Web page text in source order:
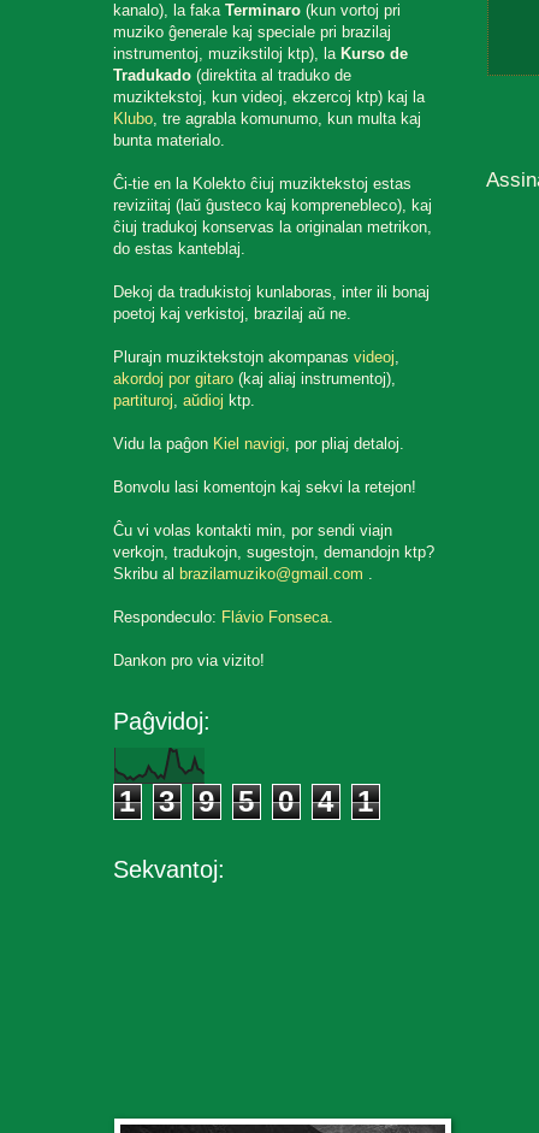
kanalo), la fakaTerminaro (kun vortoj pri
muziko ĝenerale kaj speciale pri brazilaj
instrumentoj, muzikstiloj ktp), la Kurso de
Tradukado (direktita al traduko de
muziktekstoj, kun videoj, ekzercoj ktp) kaj la
Klubo, tre agrabla komunumo, kun multa kaj
bunta materialo.
Ĉi-tie en la Kolekto ĉiuj muziktekstoj estas
reviziitaj (laŭ ĝusteco kaj komprenebleco), kaj
ĉiuj tradukoj konservas la originalan metrikon,
do estas kanteblaj.
Dekoj da tradukistoj kunlaboras, inter ili bonaj
poetoj kaj verkistoj, brazilaj aŭ ne.
Plurajn muziktekstojn akompanasvideoj,
akordoj por gitaro (kaj aliaj instrumentoj),
partituroj,aŭdioj ktp.
Vidu la paĝon Kiel navigi, por pliaj detaloj.
Bonvolu lasi komentojn kaj sekvi la retejon!
Ĉu vi volas kontakti min, por sendi viajn
verkojn, tradukojn, sugestojn, demandojn ktp?
Skribu al brazilamuziko@gmail.com .
Respondeculo: Flávio Fonseca.
Dankon pro via vizito!
Paĝvidoj:
1 3 9 5 0 4 1
Sekvantoj: